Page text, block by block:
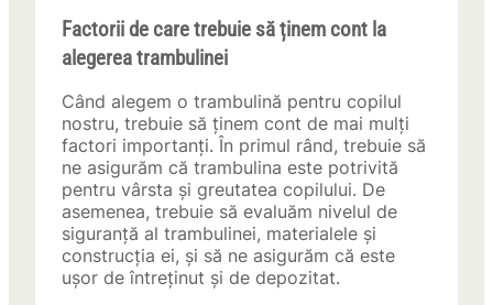
Factorii de care trebuie să ținem cont la
alegerea trambulinei
Când alegem o trambulină pentru copilul
nostru, trebuie să ținem cont de mai mulți
factori importanți. În primul rând, trebuie să
ne asigurăm că trambulina este potrivită
pentru vârsta și greutatea copilului. De
asemenea, trebuie să evaluăm nivelul de
siguranță al trambulinei, materialele și
construcția ei, și să ne asigurăm că este
ușor de întreținut și de depozitat.